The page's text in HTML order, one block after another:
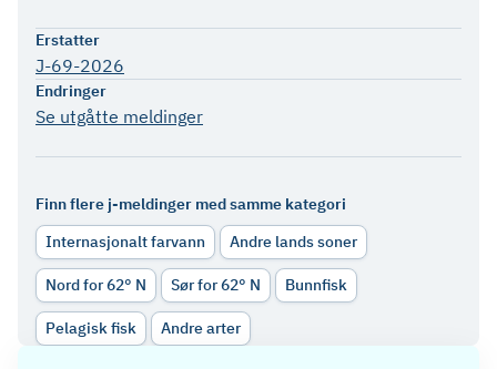
Erstatter
J-69-2026
Endringer
Se utgåtte meldinger
Finn flere j-meldinger med samme kategori
Internasjonalt farvann
Andre lands soner
Nord for 62° N Sør for 62° N Bunnfisk
Pelagisk fisk Andre arter